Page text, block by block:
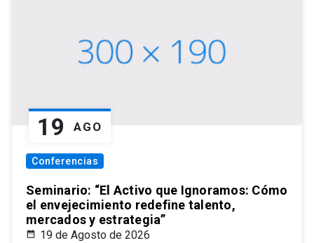
19 AGO
Conferencias
Seminario: “El Activo que Ignoramos: Cómo
el envejecimiento redefine talento,
mercados y estrategia”
19 de Agosto de 2026